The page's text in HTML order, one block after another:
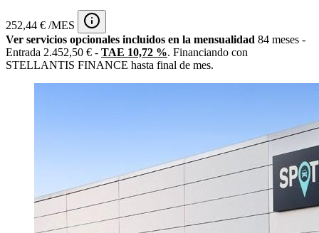
252,44 € /MES
Ver servicios opcionales incluidos en la mensualidad 84 meses -
Entrada 2.452,50 € - TAE 10,72 %. Financiando con
STELLANTIS FINANCE hasta final de mes.